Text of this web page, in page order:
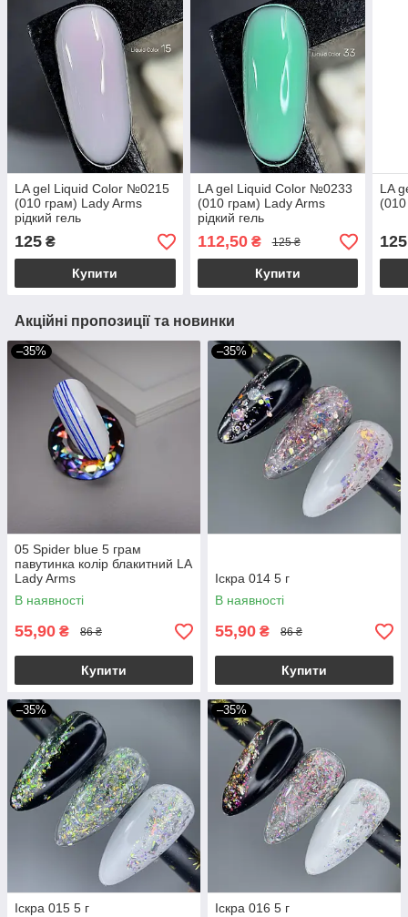
LA gel Liquid Color №0215
(010 грам) Lady Arms
рідкий гель
125 ₴
Купити
LA gel Liquid Color №0233
(010 грам) Lady Arms
рідкий гель
112,50₴ 125 ₴
Купити
LA
(010
125
Акційні пропозиції та новинки
–35%
05 Spider blue 5 грам
павутинка колір блакитний LA
Lady Arms
В наявності
55,90 ₴ 86 ₴
Купити
–35%
Іскра 014 5 г
В наявності
55,90 ₴ 86 ₴
Купити
–35%
Іскра 015 5 г
–35%
Іскра 016 5 г